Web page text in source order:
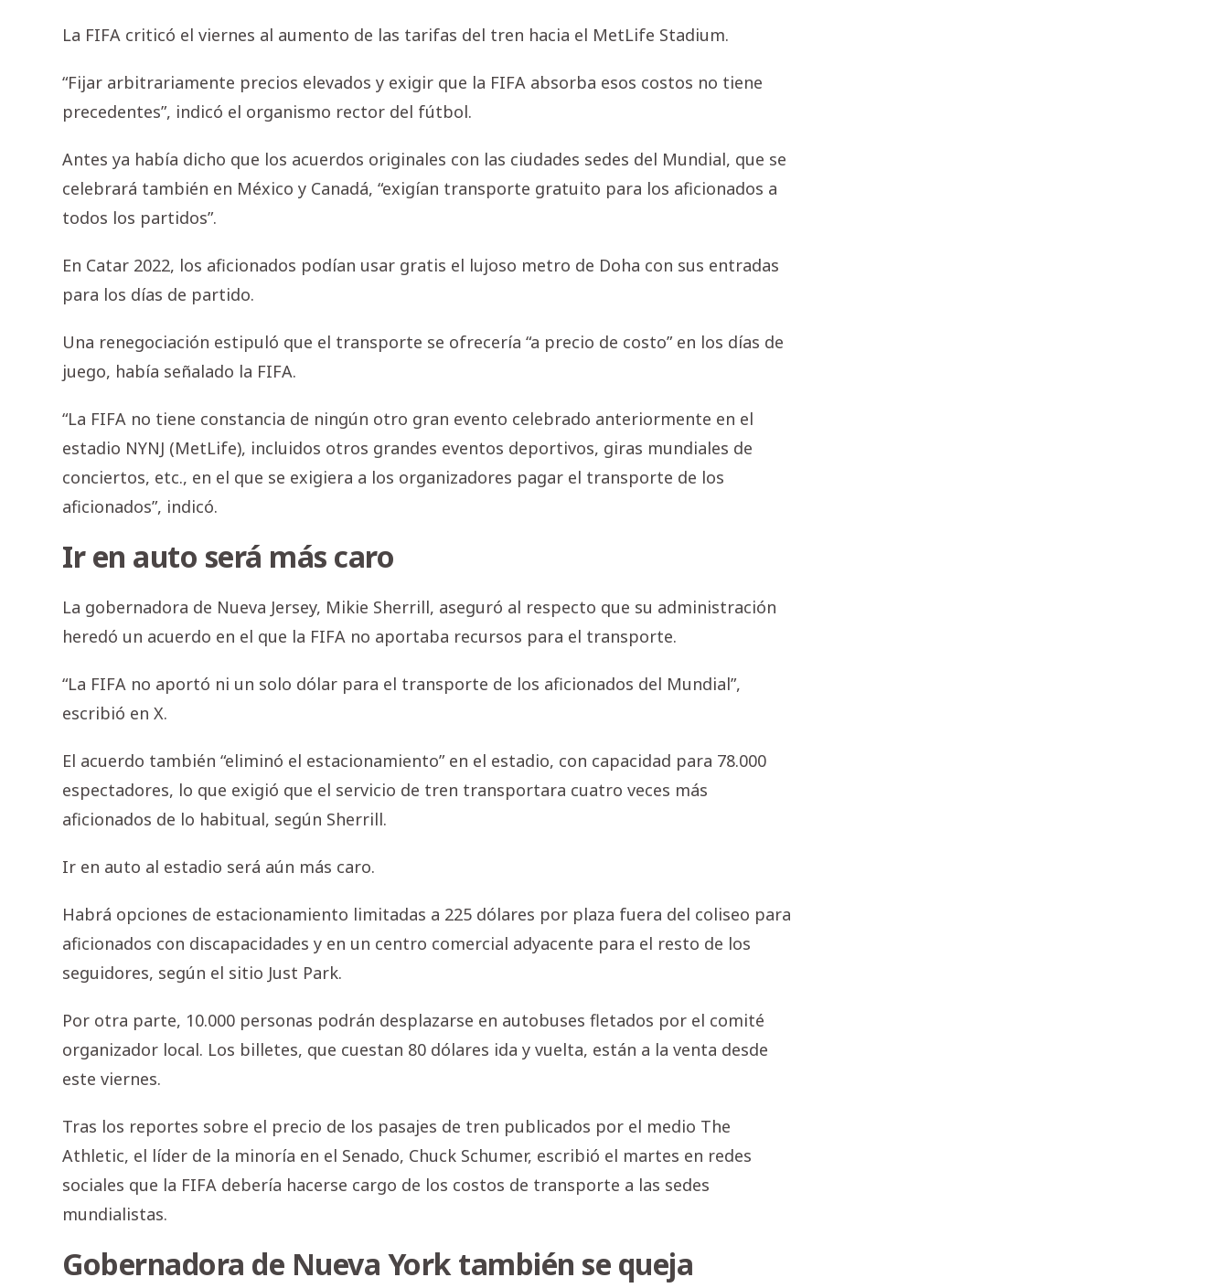
La FIFA criticó el viernes al aumento de las tarifas del tren hacia el MetLife Stadium.
“Fijar arbitrariamente precios elevados y exigir que la FIFA absorba esos costos no tiene
precedentes”, indicó el organismo rector del fútbol.
Antes ya había dicho que los acuerdos originales con las ciudades sedes del Mundial, que se
celebrará también en México y Canadá, “exigían transporte gratuito para los aficionados a
todos los partidos”.
En Catar 2022, los aficionados podían usar gratis el lujoso metro de Doha con sus entradas
para los días de partido.
Una renegociación estipuló que el transporte se ofrecería “a precio de costo” en los días de
juego, había señalado la FIFA.
“La FIFA no tiene constancia de ningún otro gran evento celebrado anteriormente en el
estadio NYNJ (MetLife), incluidos otros grandes eventos deportivos, giras mundiales de
conciertos, etc., en el que se exigiera a los organizadores pagar el transporte de los
aficionados”, indicó.
Ir en auto será más caro
La gobernadora de Nueva Jersey, Mikie Sherrill, aseguró al respecto que su administración
heredó un acuerdo en el que la FIFA no aportaba recursos para el transporte.
“La FIFA no aportó ni un solo dólar para el transporte de los aficionados del Mundial”,
escribió en X.
El acuerdo también “eliminó el estacionamiento” en el estadio, con capacidad para 78.000
espectadores, lo que exigió que el servicio de tren transportara cuatro veces más
aficionados de lo habitual, según Sherrill.
Ir en auto al estadio será aún más caro.
Habrá opciones de estacionamiento limitadas a 225 dólares por plaza fuera del coliseo para
aficionados con discapacidades y en un centro comercial adyacente para el resto de los
seguidores, según el sitio Just Park.
Por otra parte, 10.000 personas podrán desplazarse en autobuses fletados por el comité
organizador local. Los billetes, que cuestan 80 dólares ida y vuelta, están a la venta desde
este viernes.
Tras los reportes sobre el precio de los pasajes de tren publicados por el medio The
Athletic, el líder de la minoría en el Senado, Chuck Schumer, escribió el martes en redes
sociales que la FIFA debería hacerse cargo de los costos de transporte a las sedes
mundialistas.
Gobernadora de Nueva York también se queja